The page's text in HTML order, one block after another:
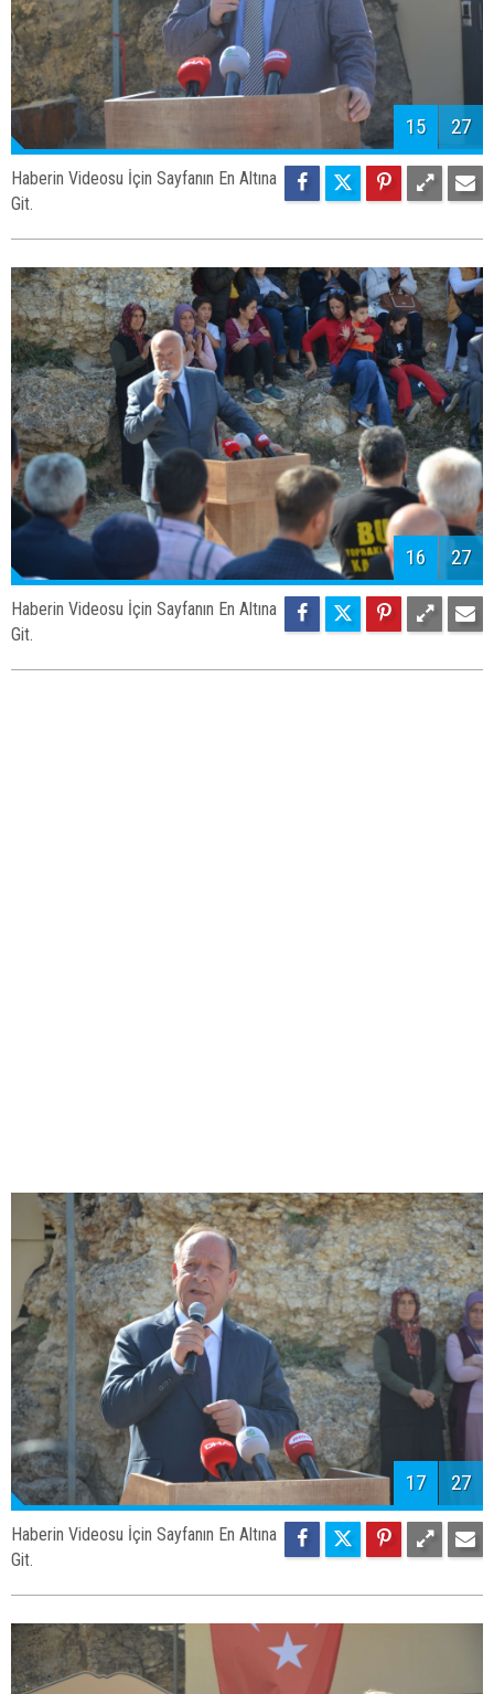
15 27
Haberin Videosu İçin Sayfanın En Altına
Git.
16 27
Haberin Videosu İçin Sayfanın En Altına
Git.
17 27
Haberin Videosu İçin Sayfanın En Altına
Git.